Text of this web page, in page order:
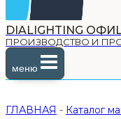
DIALIGHTING
ПРОИЗВОДСТВО И
меню
ГЛАВНАЯ - Каталог